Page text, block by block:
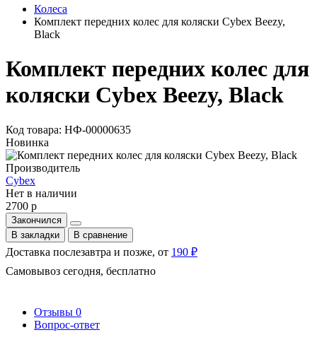
Колеса
Комплект передних колес для коляски Cybex Beezy,
Black
Комплект передних колес для
коляски Cybex Beezy, Black
Код товара: НФ-00000635
Новинка
Производитель
Cybex
Нет в наличии
2700 р
Закончился
В закладки
В сравнение
Доставка послезавтра и позже, от 190 ₽
Самовывоз сегодня, бесплатно
Отзывы 0
Вопрос-ответ